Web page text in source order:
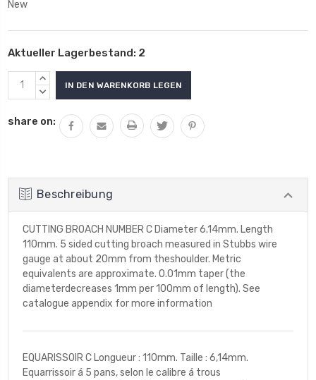
New
Aktueller Lagerbestand: 2
MENGE
VON
ERHÖHEN
MENGE
UNDEFINED
VERRINGERN
share on:
Beschreibung
CUTTING BROACH NUMBER C Diameter 6.14mm. Length
110mm. 5 sided cutting broach measured in Stubbs wire
gauge at about 20mm from theshoulder. Metric
equivalents are approximate. 0.01mm taper (the
diameterdecreases 1mm per 100mm of length). See
catalogue appendix for more information
EQUARISSOIR C Longueur : 110mm. Taille : 6,14mm.
Equarrissoir á 5 pans, selon le calibre á trous